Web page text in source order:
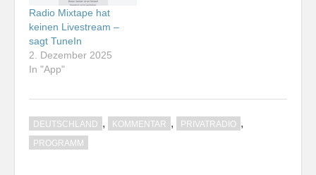
Radio Mixtape hat
keinen Livestream –
sagt TuneIn
2. Dezember 2025
In "App"
DEUTSCHLAND , KOMMENTAR , PRIVATRADIO ,
PROGRAMM